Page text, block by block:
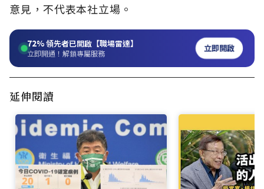
意見，不代表本社立場。
72%領先者已開啟【職場雷達】
立即開通！解鎖專屬服務 立即開啟
延伸閱讀